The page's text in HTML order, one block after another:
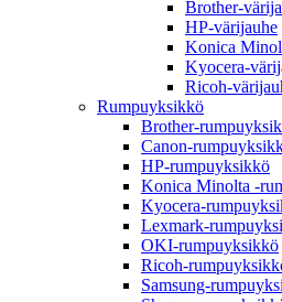
Brother-
HP-värijauhe
Konica
Kyocera-
Ricoh-
Rumpuyksikkö
Brother-
Canon-
HP-rumpuyksikkö
Konica Minolta -
Kyocera-
Lexmark-
OKI-rumpuyksikkö
Ricoh-
Samsung-